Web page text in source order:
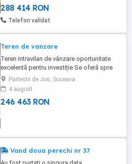
288 414 RON
Telefon validat
Teren de vanzare
Teren intravilan de vânzare oportunitate
excelentă pentru investiție Se oferă spre
vânzare teren intravilan, ideal pentru
construcția de case, cabane, pensiune
turistică, unități de cazare tip Airbnb sau
proiect hotelier. - Localizare: zonă liniștită,
Partestii de Jos, Suceava
4 august
246 463 RON
Vand doua perechi nr 37